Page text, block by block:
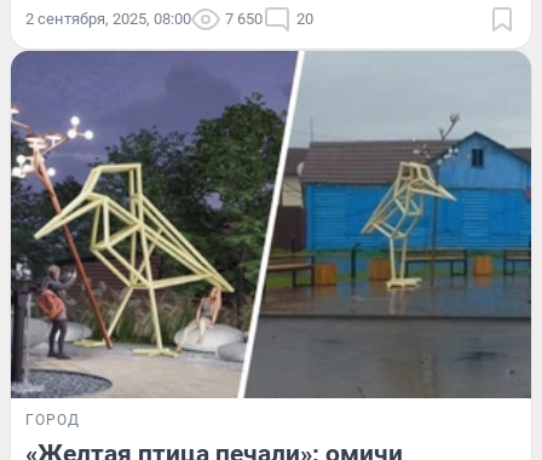
2 сентября, 2025, 08:00 7 650 20
ГОРОД
«Желтая птица печали»: омичи